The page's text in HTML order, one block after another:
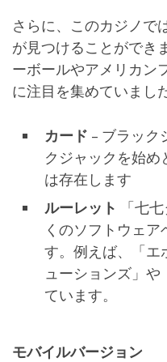
さらに、このカジノで
が見つけることができ
ーボールやアメリカン
に注目を集めていました
カード – ブラック
クジャックを始
は存在します
ルーレット
「七
くのソフトウェア
す。例えば、「エ
ューションズ」や
ています。
モバイルバージョン